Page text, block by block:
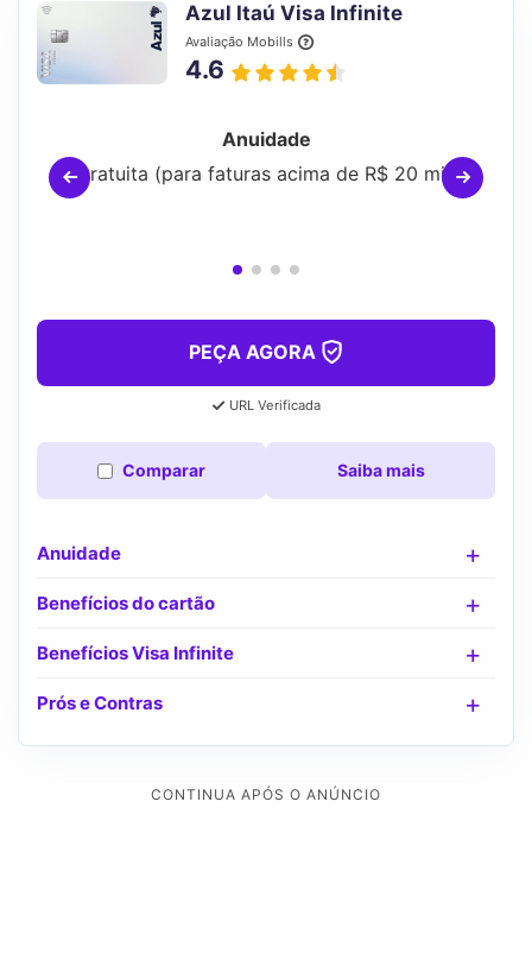
Azul Itaú Visa Infinite
Avaliação Mobills
4.6
Anuidade
Gratuita (para faturas acima de R$ 20 mil)
PEÇA AGORA
URL Verificada
Comparar Saiba mais
Anuidade
Benefícios do cartão
Benefícios Visa Infinite
Prós e Contras